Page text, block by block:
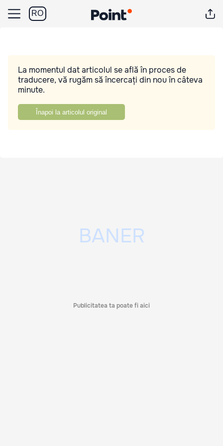
RO
La momentul dat articolul se află în proces de
traducere, vă rugăm să încercați din nou în câteva
minute.
Înapoi la articolul original
Publicitatea ta poate fi aici